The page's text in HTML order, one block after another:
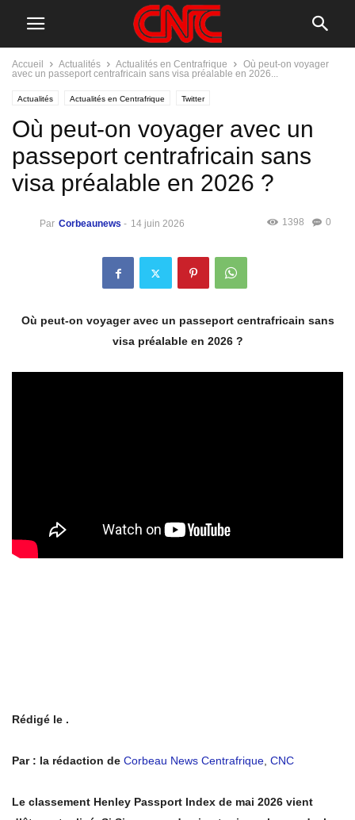
Accueil Actualités Actualités en Centrafrique
Où peut-on voyager
avec un passeport centrafricain sans visa préalable en 2026...
Actualités Actualités en Centrafrique Twitter
Où peut-on voyager avec un
passeport centrafricain sans
visa préalable en 2026 ?
Par Corbeaunews - 14 juin 2026 0
1398
Où peut-on voyager avec un passeport centrafricain sans
visa préalable en 2026 ?
Rédigé le .
Par : la rédaction de Corbeau News Centrafrique, CNC
Le classement Henley Passport Index de mai 2026 vient